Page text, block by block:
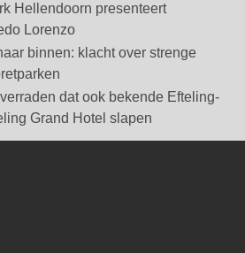
Hellendoorn presenteert
Lorenzo
binnen: klacht over strenge
dat ook bekende Efteling-
Grand Hotel slapen